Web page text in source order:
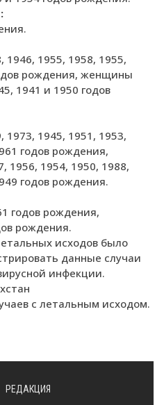
1955, 1958, 1955,
рождения, женщины
1941 и 1950 годов
1945, 1951, 1953,
годов рождения,
1956, 1954, 1950, 1988,
годов рождения.
годов рождения,
рождения.
исходов было
данные случаи
инфекции.
с летальным исходом.
РЕДАКЦИЯ